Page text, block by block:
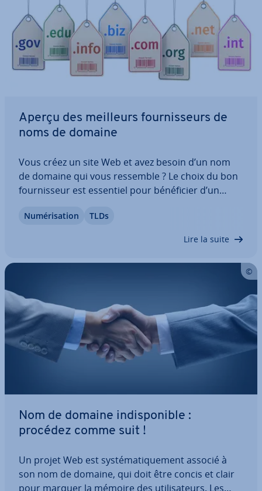
Aperçu des meilleurs four­nis­seurs de
noms de domaine
Vous créez un site Web et avez besoin d’un nom
de domaine qui vous ressemble ? Le choix du bon
four­nis­seur est essentiel pour bé­né­fi­cier d’un
Dans cet article, nous vous ex­pli­quons les points
Nu­mé­ri­sa­tion TLDs
Lire la suite
Nom de domaine in­dis­po­nible :
procédez comme suit !
Un projet Web est sys­té­ma­ti­que­ment associé à
son nom de domaine, qui doit être concis et clair
pour marquer la mémoire des uti­li­sa­teurs. Les